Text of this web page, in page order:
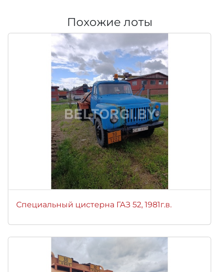
Похожие лоты
Специальный цистерна ГАЗ 52, 1981г.в.